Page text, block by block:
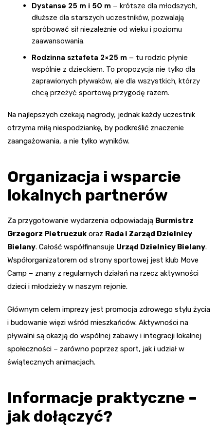
Dystanse 25 m i 50 m – krótsze dla młodszych,
dłuższe dla starszych uczestników, pozwalają
spróbować sił niezależnie od wieku i poziomu
zaawansowania.
Rodzinna sztafeta 2×25 m – tu rodzic płynie
wspólnie z dzieckiem. To propozycja nie tylko dla
zaprawionych pływaków, ale dla wszystkich, którzy
chcą przeżyć sportową przygodę razem.
Na najlepszych czekają nagrody, jednak każdy uczestnik
otrzyma miłą niespodziankę, by podkreślić znaczenie
zaangażowania, a nie tylko wyników.
Organizacja i wsparcie
lokalnych partnerów
Za przygotowanie wydarzenia odpowiadają Burmistrz
Grzegorz Pietruczuk oraz Rada i Zarząd Dzielnicy
Bielany. Całość współfinansuje Urząd Dzielnicy Bielany.
Współorganizatorem od strony sportowej jest klub Move
Camp – znany z regularnych działań na rzecz aktywności
dzieci i młodzieży w naszym rejonie.
Głównym celem imprezy jest promocja zdrowego stylu życia
i budowanie więzi wśród mieszkańców. Aktywności na
pływalni są okazją do wspólnej zabawy i integracji lokalnej
społeczności – zarówno poprzez sport, jak i udział w
świątecznych animacjach.
Informacje praktyczne –
jak dołączyć?